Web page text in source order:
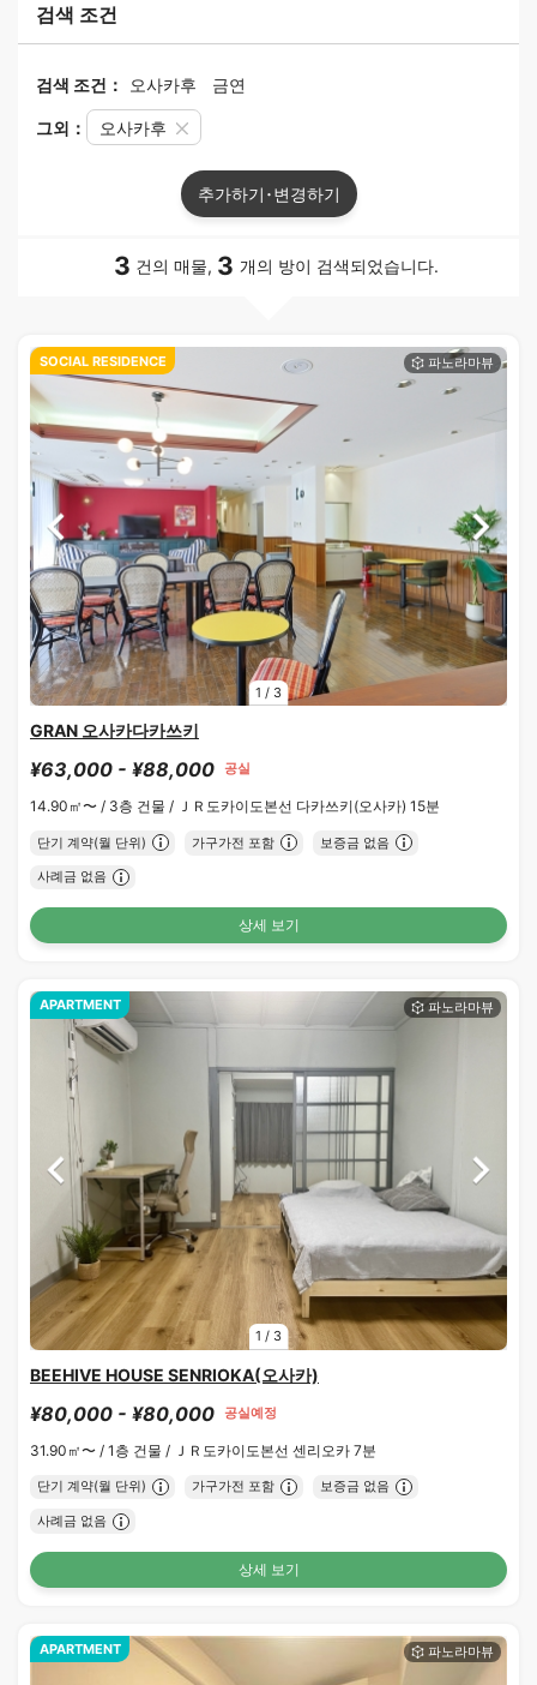
검색 조건
검색 조건： 오사카후 금연
그외： 오사카후
추가하기･변경하기
3 건의 매물, 3 개의 방이 검색되었습니다.
1 / 3
SOCIAL RESIDENCE
GRAN 오사카다카쓰키
¥63,000 - ¥88,000 공실
14.90㎡〜 / 3층 건물 / ＪＲ도카이도본선 다카쓰키(오사카) 15분
단기 계약(월 단위) 가구가전 포함 보증금 없음
사례금 없음
상세 보기
1 / 3
APARTMENT
BEEHIVE HOUSE SENRIOKA(오사카)
¥80,000 - ¥80,000 공실예정
31.90㎡〜 / 1층 건물 / ＪＲ도카이도본선 센리오카 7분
단기 계약(월 단위) 가구가전 포함 보증금 없음
사례금 없음
상세 보기
APARTMENT